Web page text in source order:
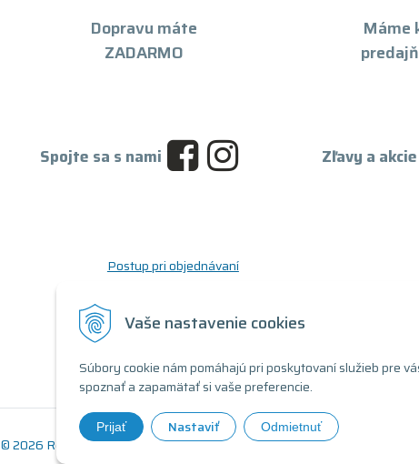
Vaše nastavenie cookies
Súbory cookie nám pomáhajú pri poskytovaní služieb pre
spoznať a zapamätať si vaše preferencie.
Prijať Nastaviť Odmietnuť
Dopravu máte
ZADARMO
Máme
Spojte sa s nami Zľavy a
Postup pri objednávaní
Reklamačný formulár
Odstúpenie od zmluvy (formulár)
© 2026 Renovovaný počítač •tvorba eshopu cez UNIobchod